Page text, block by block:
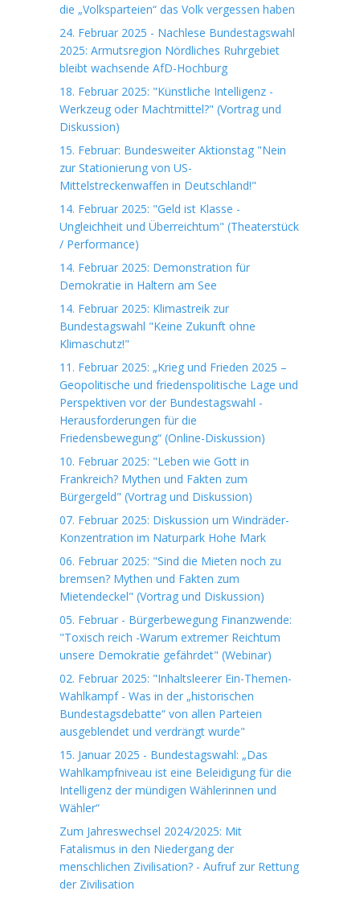
die „Volksparteien“ das Volk vergessen haben
24. Februar 2025 - Nachlese Bundestagswahl
2025: Armutsregion Nördliches Ruhrgebiet
bleibt wachsende AfD-Hochburg
18. Februar 2025: "Künstliche Intelligenz -
Werkzeug oder Machtmittel?" (Vortrag und
Diskussion)
15. Februar: Bundesweiter Aktionstag "Nein
zur Stationierung von US-
Mittelstreckenwaffen in Deutschland!"
14. Februar 2025: "Geld ist Klasse -
Ungleichheit und Überreichtum" (Theaterstück
/ Performance)
14. Februar 2025: Demonstration für
Demokratie in Haltern am See
14. Februar 2025: Klimastreik zur
Bundestagswahl "Keine Zukunft ohne
Klimaschutz!"
11. Februar 2025: „Krieg und Frieden 2025 –
Geopolitische und friedenspolitische Lage und
Perspektiven vor der Bundestagswahl -
Herausforderungen für die
Friedensbewegung“ (Online-Diskussion)
10. Februar 2025: "Leben wie Gott in
Frankreich? Mythen und Fakten zum
Bürgergeld" (Vortrag und Diskussion)
07. Februar 2025: Diskussion um Windräder-
Konzentration im Naturpark Hohe Mark
06. Februar 2025: "Sind die Mieten noch zu
bremsen? Mythen und Fakten zum
Mietendeckel" (Vortrag und Diskussion)
05. Februar - Bürgerbewegung Finanzwende:
"Toxisch reich -Warum extremer Reichtum
unsere Demokratie gefährdet" (Webinar)
02. Februar 2025: "Inhaltsleerer Ein-Themen-
Wahlkampf - Was in der „historischen
Bundestagsdebatte“ von allen Parteien
ausgeblendet und verdrängt wurde"
15. Januar 2025 - Bundestagswahl: „Das
Wahlkampfniveau ist eine Beleidigung für die
Intelligenz der mündigen Wählerinnen und
Wähler“
Zum Jahreswechsel 2024/2025: Mit
Fatalismus in den Niedergang der
menschlichen Zivilisation? - Aufruf zur Rettung
der Zivilisation